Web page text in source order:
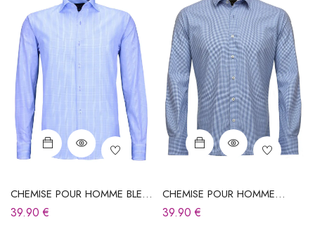
CHEMISE POUR HOMME BLEU
CIEL À CARREAUX
39.90€
CHEMISE POUR HOMME
BLEUE
39.90€